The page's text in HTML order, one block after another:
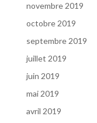
novembre 2019
octobre 2019
septembre 2019
juillet 2019
juin 2019
mai 2019
avril 2019